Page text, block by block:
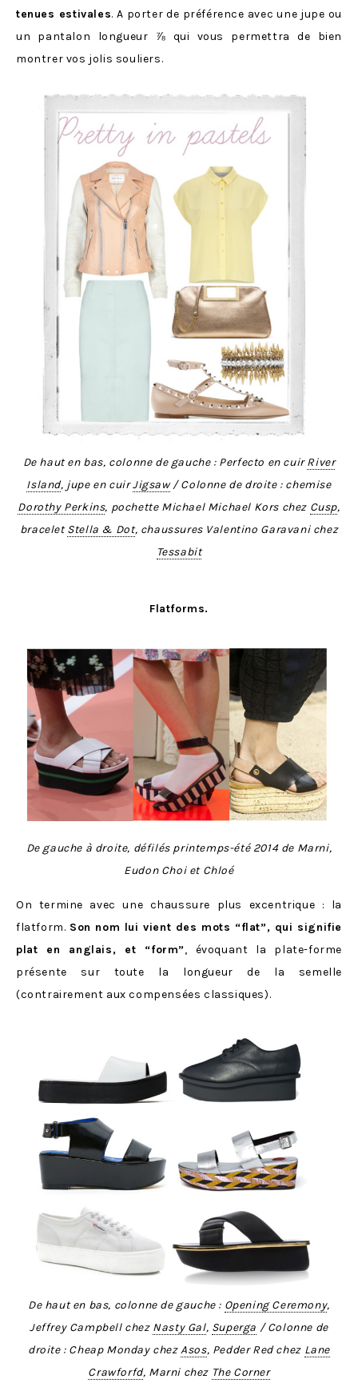
tenues estivales. A porter de préférence avec une jupe ou
un pantalon longueur ⅞ qui vous permettra de bien
montrer vos jolis souliers.
De haut en bas, colonne de gauche : Perfecto en cuirRiver
Island, jupe en cuirJigsaw/ Colonne de droite : chemise
Dorothy Perkins, pochette Michael Michael Kors chez Cusp,
braceletStella & Dot, chaussures Valentino Garavani chez
Tessabit
Flatforms.
De gauche à droite, défilés printemps-été 2014 de Marni,
Eudon Choi et Chloé
On termine avec une chaussure plus excentrique : la
flatform. Son nom lui vient des mots “flat”, qui signifie
plat en anglais, et “form”, évoquant la plate-forme
présente sur toute la longueur de la semelle
(contrairement aux compensées classiques).
De haut en bas, colonne de gauche : Opening Ceremony,
Jeffrey Campbell chez Nasty Gal, Superga / Colonne de
droite : Cheap Monday chezAsos, Pedder Red chez Lane
Crawforfd, Marni chez The Corner